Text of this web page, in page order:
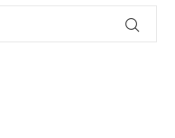
een groenere